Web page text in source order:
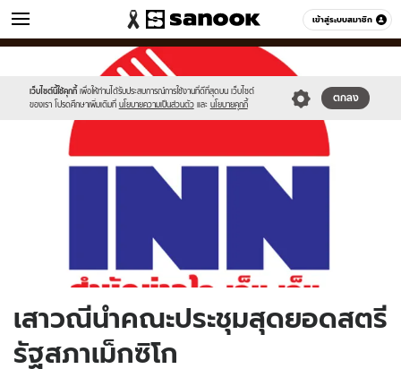
เข้าสู่ระบบสมาชิก
ข่าว หมวดอื่นๆ
เว็บไซต์นี้ใช้คุกกี้ เพื่อให้ท่านได้รับประสบการณ์การใช้งานที่ดีที่สุดบน เว็บไซต์
ของเรา โปรดศึกษาเพิ่มเติมที่ นโยบายความเป็นส่วนตัว และ นโยบายคุกกี้
ตกลง
//s.isanook.com/sr/0/images/logo-
sanook.png
//s.isanook.com/ns/0/ud/375/1876198/650054-
เสาวณีนำคณะประชุมสุดยอดสตรี
รัฐสภาเม็กซิโก